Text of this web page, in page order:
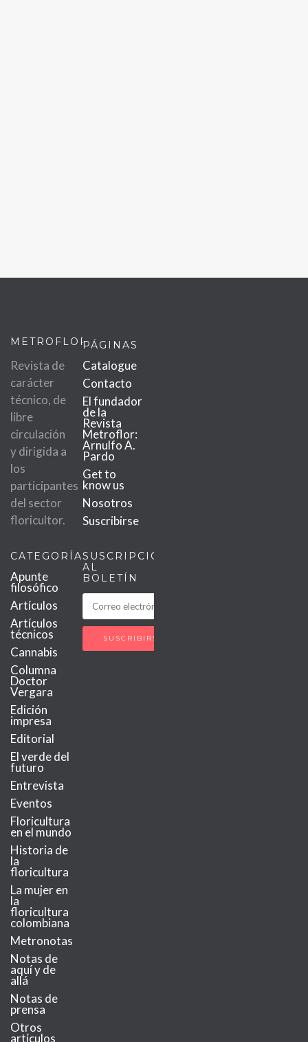
METROFLOR
Revista de
carácter
técnico, de
libre
circulación
y dirigida a
los
participantes
del sector
floricultor.
PÁGINAS
Catalogue
Contacto
El fundador
de la
Revista
Metroflor:
Arnulfo A.
Pardo
Get to
know us
Nosotros
Suscribirse
CATEGORÍAS
Apunte
filosófico
Artículos
Artículos
técnicos
Cannabis
Columna
Doctor
Vergara
Edición
impresa
Editorial
El verde del
futuro
Entrevista
Eventos
Floricultura
en el mundo
Historia de
la
floricultura
La mujer en
la
floricultura
colombiana
Metronotas
Notas de
aquí y de
allá
Notas de
prensa
Otros
artículos
SUSCRIPCIÓN
AL
BOLETÍN